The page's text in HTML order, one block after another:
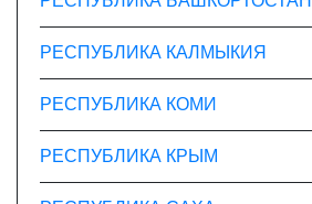
РЕСПУБЛИКА КАЛМЫКИЯ
РЕСПУБЛИКА КОМИ
РЕСПУБЛИКА КРЫМ